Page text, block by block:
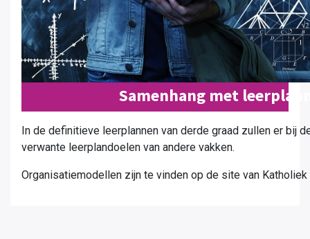
Samenhang met
In de definitieve leerplannen van derde graad zullen er bij
verwante leerplandoelen van andere vakken.
Organisatiemodellen zijn te vinden op de site van Katholiek